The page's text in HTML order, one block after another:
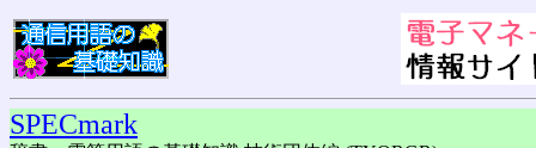
SPECmark